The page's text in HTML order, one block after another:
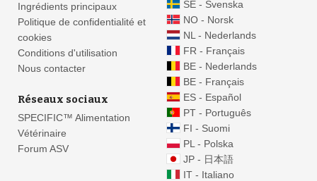
Ingrédients principaux
Politique de confidentialité et
cookies
Conditions d'utilisation
Nous contacter
Réseaux sociaux
SPECIFIC™ Alimentation
Vétérinaire
Forum ASV
SE - Svenska
NO - Norsk
NL - Nederlands
FR - Français
BE - Nederlands
BE - Français
ES - Español
PT - Português
FI - Suomi
PL - Polska
JP - 日本語
IT - Italiano